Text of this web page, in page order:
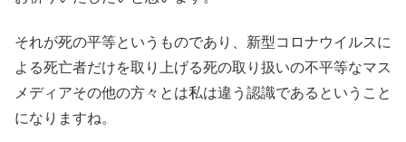
それが死の平等というものであり、新型コロナウイルスに
よる死亡者だけを取り上げる死の取り扱いの不平等なマス
メディアその他の方々とは私は違う認識であるということ
になりますね。